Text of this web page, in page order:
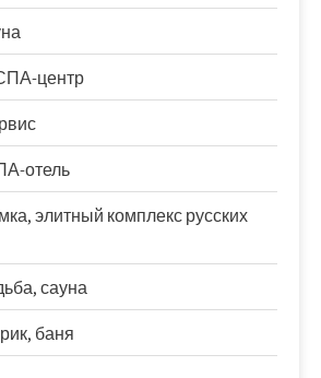
центр
отель
элитный комплекс русских
сауна
баня